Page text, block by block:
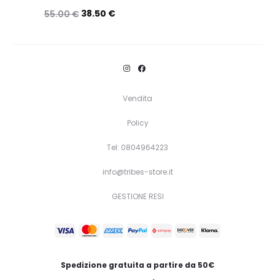
55.00€ 38.50 €
opzioni
essere
scelte
pagina
prodotto
Vendita
Policy
Tel: 0804964223
info@tribes-store.it
GESTIONE RESI
Spedizione gratuita a partire da 50€